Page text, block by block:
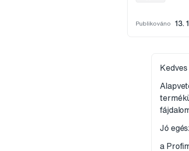
Publikováno 13.
Jó
a